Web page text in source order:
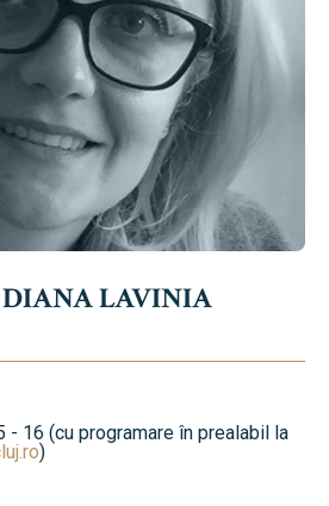
LAVINIA
- 16 (cu programare în prealabil la
)